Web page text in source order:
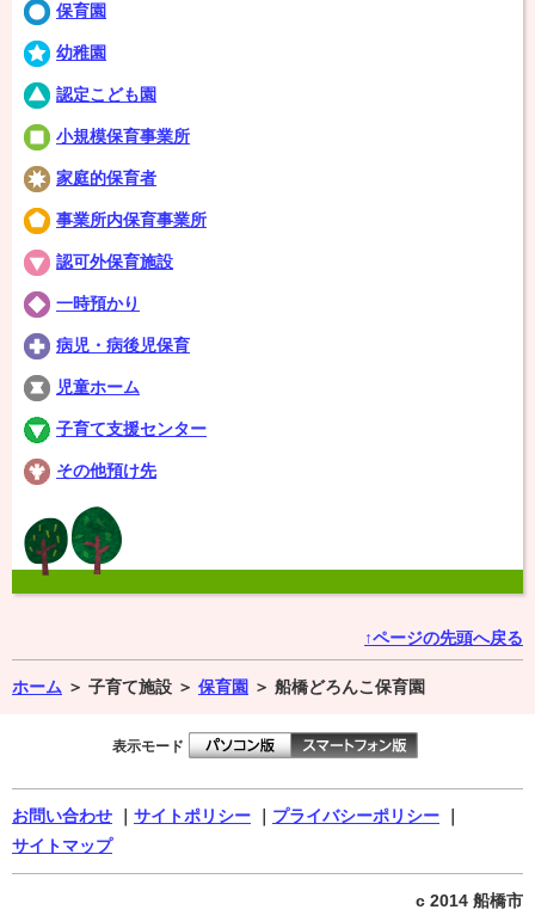
保育園
幼稚園
認定こども園
小規模保育事業所
家庭的保育者
事業所内保育事業所
認可外保育施設
一時預かり
病児・病後児保育
児童ホーム
子育て支援センター
その他預け先
↑ページの先頭へ戻る
ホーム ＞ 子育て施設 ＞ 保育園 ＞ 船橋どろんこ保育園
表示モード
お問い合わせ サイトポリシー プライバシーポリシー
サイトマップ
c 2014 船橋市